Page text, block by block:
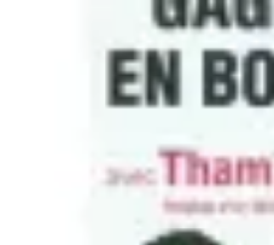
Trucs pour Gagner
Marketing
Développement